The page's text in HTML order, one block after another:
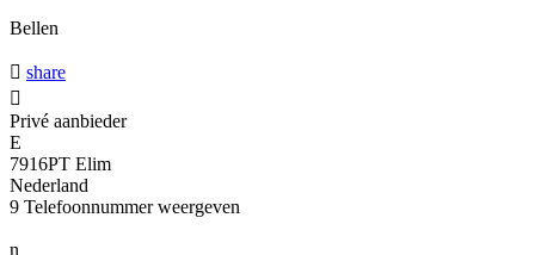
Bellen
 share

Privé aanbieder
E
7916PT Elim
Nederland
9 Telefoonnummer weergeven
n